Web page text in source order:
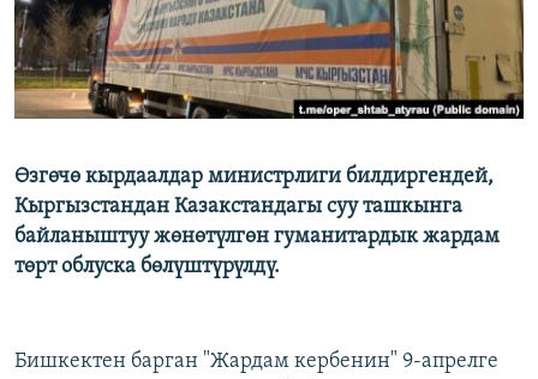
Өзгөчө кырдаалдар министрлиги билдиргендей,
Кыргызстандан Казакстандагы суу ташкынга
байланыштуу жөнөтүлгөн гуманитардык жардам
төрт облуска бөлүштүрүлдү.
Бишкектен барган "Жардам кербенин" 9-апрелге